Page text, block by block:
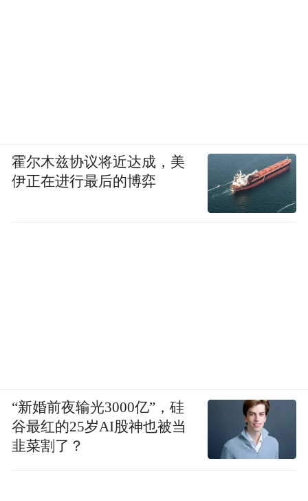
霍尔木兹协议将近达成，美
伊正在进行最后的博弈
“新婚前夜输光3000亿”，硅
谷最红的25岁AI股神也被当
韭菜割了？